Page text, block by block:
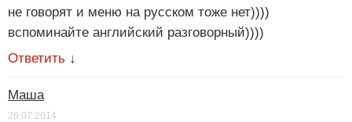
не говорят и меню на русском тоже нет))))
вспоминайте английский разговорный))))
Ответить ↓
Маша
26.07.2014